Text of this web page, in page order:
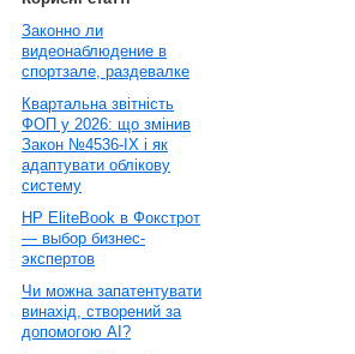
Законно ли
видеонаблюдение в
спортзале, раздевалке
Квартальна звітність
ФОП у 2026: що змінив
Закон №4536-IX і як
адаптувати облікову
систему
HP EliteBook в Фокстрот
— выбор бизнес-
экспертов
Чи можна запатентувати
винахід, створений за
допомогою AI?